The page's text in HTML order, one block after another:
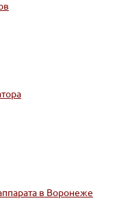
в Воронеже